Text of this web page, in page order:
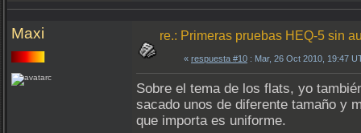
Maxi re.: Primeras pruebas HEQ-5 sin
« respuesta #10 : Mar, 26 Oct 2010, 19:47
Sobre el tema de los flats, yo
sacado unos de diferente tamaño y
que importa es uniforme.